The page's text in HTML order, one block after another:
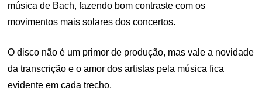
música de Bach, fazendo bom contraste com os
movimentos mais solares dos concertos.
O disco não é um primor de produção, mas vale a novidade
da transcrição e o amor dos artistas pela música fica
evidente em cada trecho.